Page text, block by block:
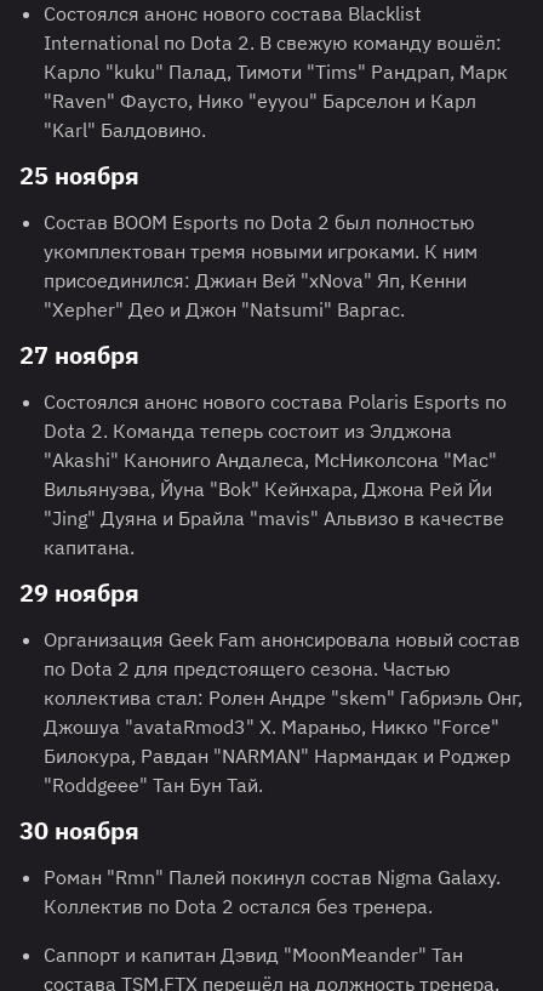
Состоялся анонс нового состава Blacklist
International по Dota 2. В свежую команду вошёл:
Карло "kuku" Палад, Тимоти "Tims" Рандрап, Марк
"Raven" Фаусто, Нико "eyyou" Барселон и Карл
"Karl" Балдовино.
25 ноября
Состав BOOM Esports по Dota 2 был полностью
укомплектован тремя новыми игроками. К ним
присоединился: Джиан Вей "xNova" Яп, Кенни
"Xepher" Део и Джон "Natsumi" Варгас.
27 ноября
Состоялся анонс нового состава Polaris Esports по
Dota 2. Команда теперь состоит из Элджона
"Akashi" Канониго Андалеса, МсНиколсона "Mac"
Вильянуэва, Йуна "Bok" Кейнхара, Джона Рей Йи
"Jing" Дуяна и Брайла "mavis" Альвизо в качестве
капитана.
29 ноября
Организация Geek Fam анонсировала новый состав
по Dota 2 для предстоящего сезона. Частью
коллектива стал: Ролен Андре "skem" Габриэль Онг,
Джошуа "avataRmod3" Х. Мараньо, Никко "Force"
Билокура, Равдан "NARMAN" Нармандак и Роджер
"Roddgeee" Тан Бун Тай.
30 ноября
Роман "Rmn" Палей покинул состав Nigma Galaxy.
Коллектив по Dota 2 остался без тренера.
Саппорт и капитан Дэвид "MoonMeander" Тан
состава TSM.FTX перешёл на должность тренера.